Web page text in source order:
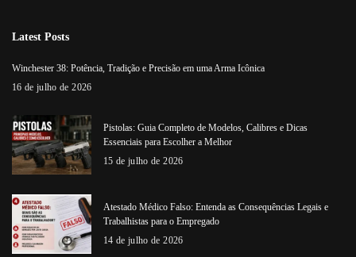
Latest Posts
Winchester 38: Potência, Tradição e Precisão em uma Arma Icônica
16 de julho de 2026
Pistolas: Guia Completo de Modelos, Calibres e Dicas
Essenciais para Escolher a Melhor
15 de julho de 2026
Atestado Médico Falso: Entenda as Consequências Legais e
Trabalhistas para o Empregado
14 de julho de 2026